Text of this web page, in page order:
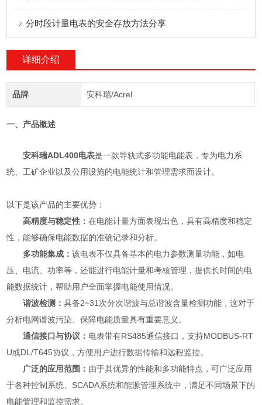
分时段计量电表的安全存放方法分享
详细介绍
品牌 安科瑞/Acrel
一、产品概述
安科瑞ADL400电表是一款导轨式多功能电能表，专为电力系
统、工矿企业以及公用设施的电能统计和管理需求而设计。
以下是该产品的主要优势：
高精度与稳定性：在电能计量方面表现出色，具有高精度和稳定
性，能够确保电能数据的准确记录和分析。
多功能集成：该电表不仅具备基本的电力参数测量功能，如电
压、电流、功率等，还能进行电能计量和考核管理，提供长时间的电
能数据统计，帮助用户全面掌握电能使用情况。
谐波检测：具备2~31次分次谐波与总谐波含量检测功能，这对于
分析电网谐波污染、保障电能质量具有重要意义。
通信接口与协议： 电表带有RS485通信接口，支持MODBUS-RT
U或DL/T645协议，方便用户进行数据传输和远程监控。
广泛的应用范围： 由于其优异的性能和多功能特点，可广泛应用
于各种控制系统、SCADA系统和能源管理系统中，满足不同场景下的
电能管理和监控需求。